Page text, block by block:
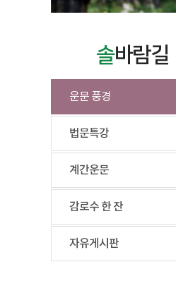
솔바람길
운문 풍경
법문특강
계간운문
감로수 한 잔
자유게시판